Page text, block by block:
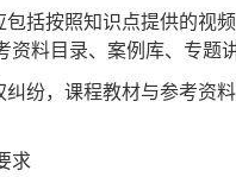
包括按照知识点提供的视
资料目录、案例库、专题
纠纷，课程教材与参考资